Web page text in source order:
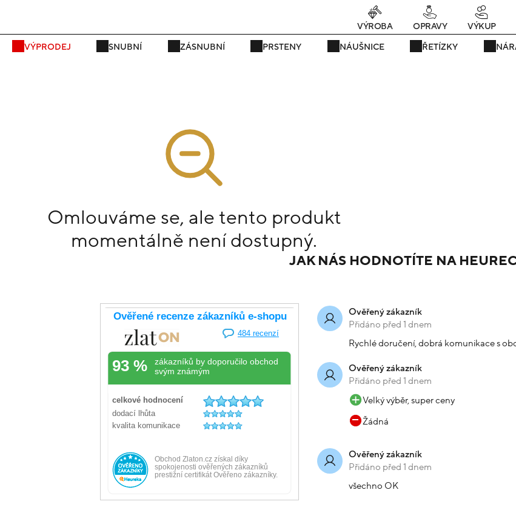
Právě teď! - 20 % na vše! Kód: SRPEN20 23 dní : 8h :
VÝPRODEJ SNUBNÍ ZÁSNUBNÍ PRSTENY NÁUŠNICE ŘETÍZKY
VÝROBA OPRAVY VÝKUP
Omlouváme se, ale tento produkt
momentálně není dostupný.
JAK NÁS HODNOTÍTE NA
Ověřený zákazník
Přidáno před 1 dnem
Rychlé doručení, dobrá komunikace s
Ověřený zákazník
Přidáno před 1 dnem
Velký výběr, super ceny
Žádná
Ověřený zákazník
Přidáno před 1 dnem
všechno OK